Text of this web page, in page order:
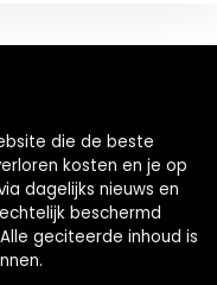
die de beste
kosten en je op
dagelijks nieuws en
beschermd
geciteerde inhoud is